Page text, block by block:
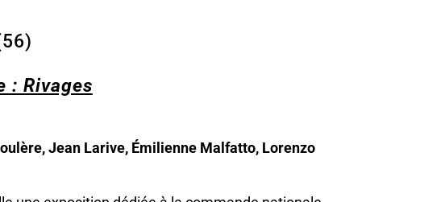
: Rivages
Jean Larive, Émilienne Malfatto, Lorenzo